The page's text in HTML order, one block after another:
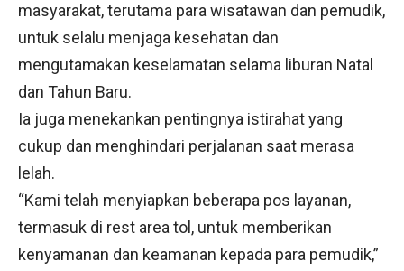
masyarakat, terutama para wisatawan dan pemudik,
untuk selalu menjaga kesehatan dan
mengutamakan keselamatan selama liburan Natal
dan Tahun Baru.
Ia juga menekankan pentingnya istirahat yang
cukup dan menghindari perjalanan saat merasa
lelah.
“Kami telah menyiapkan beberapa pos layanan,
termasuk di rest area tol, untuk memberikan
kenyamanan dan keamanan kepada para pemudik,”